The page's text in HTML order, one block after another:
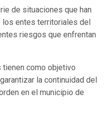
de situaciones que han
los entes territoriales del
riesgos que enfrentan
como objetivo
la continuidad del
en el municipio de